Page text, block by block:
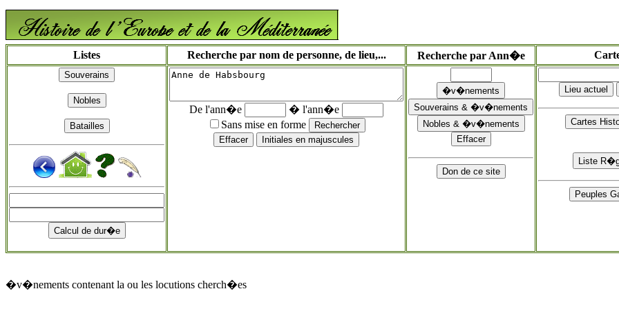
Listes Recherche par nom de personne, de lieu,... Recherche par Ann�e
De l'ann�e
� l'ann�e
Sans mise en forme
�v�nements contenant la ou les locutions cherch�es